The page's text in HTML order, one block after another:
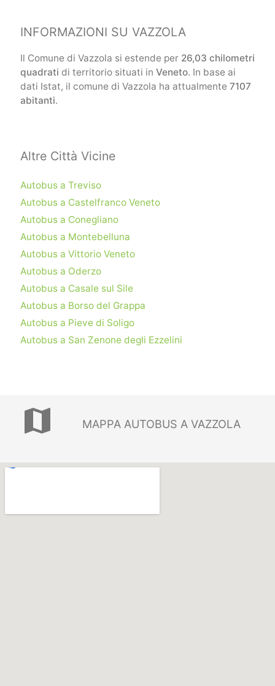
INFORMAZIONI SU VAZZOLA
Il Comune di Vazzola si estende per 26,03 chilometri
quadrati di territorio situati in Veneto. In base ai
dati Istat, il comune di Vazzola ha attualmente 7107
abitanti.
Altre Città Vicine
Autobus a Treviso
Autobus a Castelfranco Veneto
Autobus a Conegliano
Autobus a Montebelluna
Autobus a Vittorio Veneto
Autobus a Oderzo
Autobus a Casale sul Sile
Autobus a Borso del Grappa
Autobus a Pieve di Soligo
Autobus a San Zenone degli Ezzelini
map MAPPA AUTOBUS A VAZZOLA